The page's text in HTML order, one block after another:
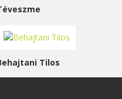
Tilos